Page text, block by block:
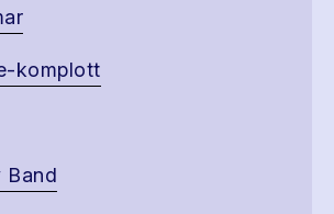
komplott
Band